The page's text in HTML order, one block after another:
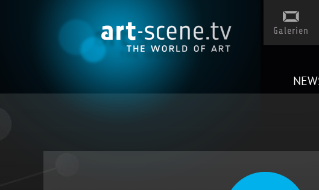
Galerien